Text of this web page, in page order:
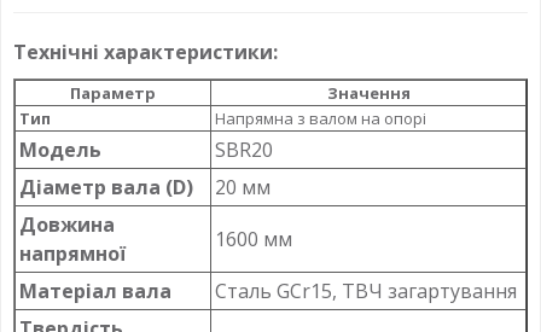
Технічні характеристики:
Параметр
Значення
Тип
Напрямна з валом на опорі
Модель
SBR20
Діаметр вала (D)
20 мм
Довжина
напрямної
1600 мм
Матеріал вала
Сталь GCr15, ТВЧ загартування